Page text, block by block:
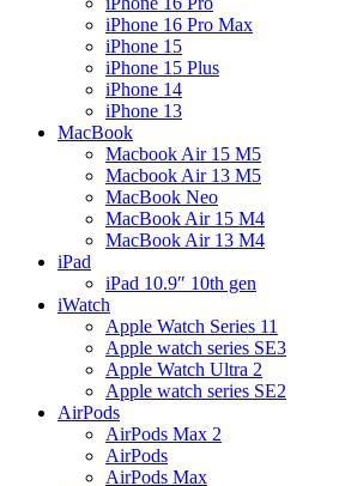
iPhone 16 Pro Max
iPhone 15
iPhone 15 Plus
iPhone 14
iPhone 13
MacBook
Macbook Air 15 M5
Macbook Air 13 M5
MacBook Neo
MacBook Air 15 M4
MacBook Air 13 M4
iPad
iPad 10.9″ 10th gen
iWatch
Apple Watch Series 11
Apple watch series SE3
Apple Watch Ultra 2
Apple watch series SE2
AirPods
AirPods Max 2
AirPods
AirPods Max